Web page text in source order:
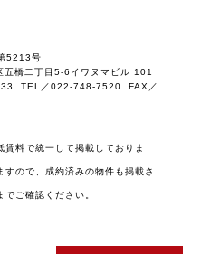
5213号
橋二丁目5-6イワヌマビル 101
TEL／022-748-7520 FAX／
賃料で統一して掲載しておりま
すので、成約済みの物件も掲載さ
でご確認ください。